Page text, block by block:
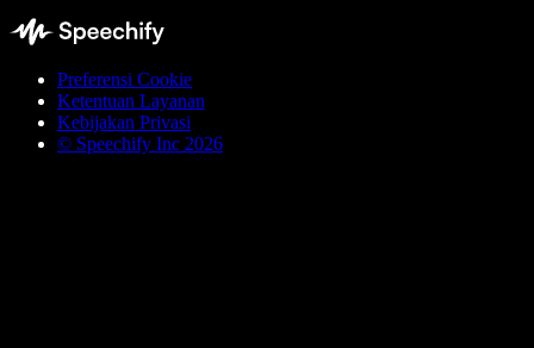
Preferensi Cookie
Ketentuan Layanan
Kebijakan Privasi
© Speechify Inc 2026